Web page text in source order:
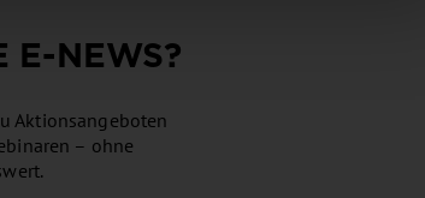
E-NEWS?
Aktionsangeboten
– ohne